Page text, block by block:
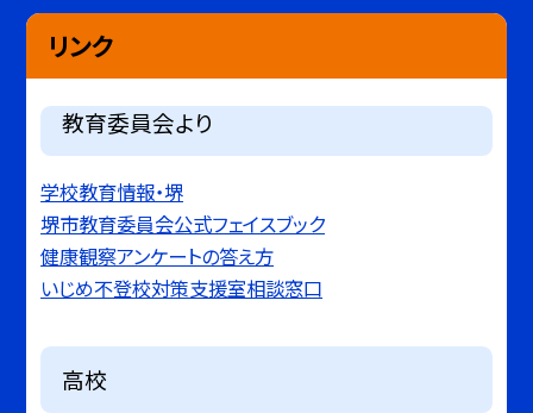
リンク
教育委員会より
学校教育情報・堺
堺市教育委員会公式フェイスブック
健康観察アンケートの答え方
いじめ不登校対策支援室相談窓口
高校